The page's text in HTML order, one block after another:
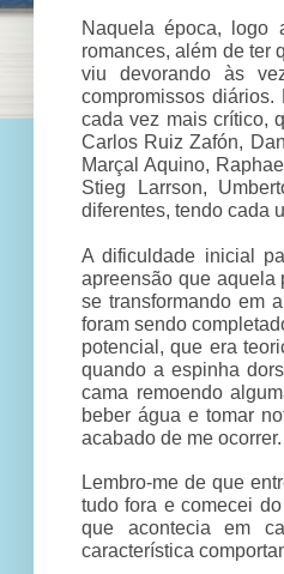
Naquela época,
romances, além de ter
viu devorando às
compromissos
cada vez mais crítico,
Carlos Ruiz Zafón,
Marçal Aquino,
Stieg Larrson,
diferentes, tendo cada
A dificuldade inicial
apreensão que aquela
se transformando em
foram sendo
potencial, que era
quando a espinha
cama remoendo
beber água e tomar
acabado de me ocorrer.
Lembro-me de que
tudo fora e comecei
que acontecia em
característica